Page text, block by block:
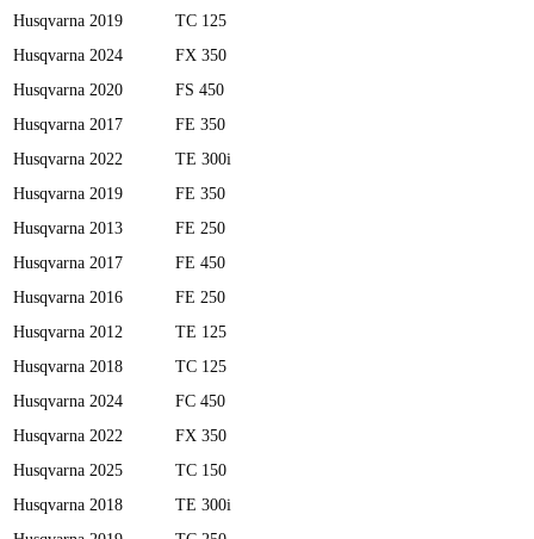
Husqvarna 2019
TC 125
Husqvarna 2024
FX 350
Husqvarna 2020
FS 450
Husqvarna 2017
FE 350
Husqvarna 2022
TE 300i
Husqvarna 2019
FE 350
Husqvarna 2013
FE 250
Husqvarna 2017
FE 450
Husqvarna 2016
FE 250
Husqvarna 2012
TE 125
Husqvarna 2018
TC 125
Husqvarna 2024
FC 450
Husqvarna 2022
FX 350
Husqvarna 2025
TC 150
Husqvarna 2018
TE 300i